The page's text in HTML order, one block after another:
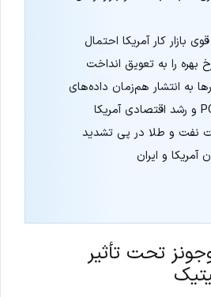
بازار کار آمریکا احتمال
بهره را به تعویق انداخت
به انتشار هم‌زمان داده‌های
نفت و طلا در پی تشدید
و ایران
تحت تأثیر